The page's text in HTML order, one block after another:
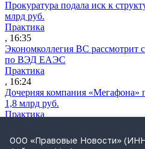
Прокуратура подала иск к
млрд руб.
Практика
, 16:35
Экономколлегия ВС рассмотрит
по ВЭД ЕАЭС
Практика
, 16:24
Дочерняя компания «Мегафона»
1,8 млрд руб.
Практика
СИП проверит отмену патента на
устройствами после возражений
ООО «Правовые Новости»